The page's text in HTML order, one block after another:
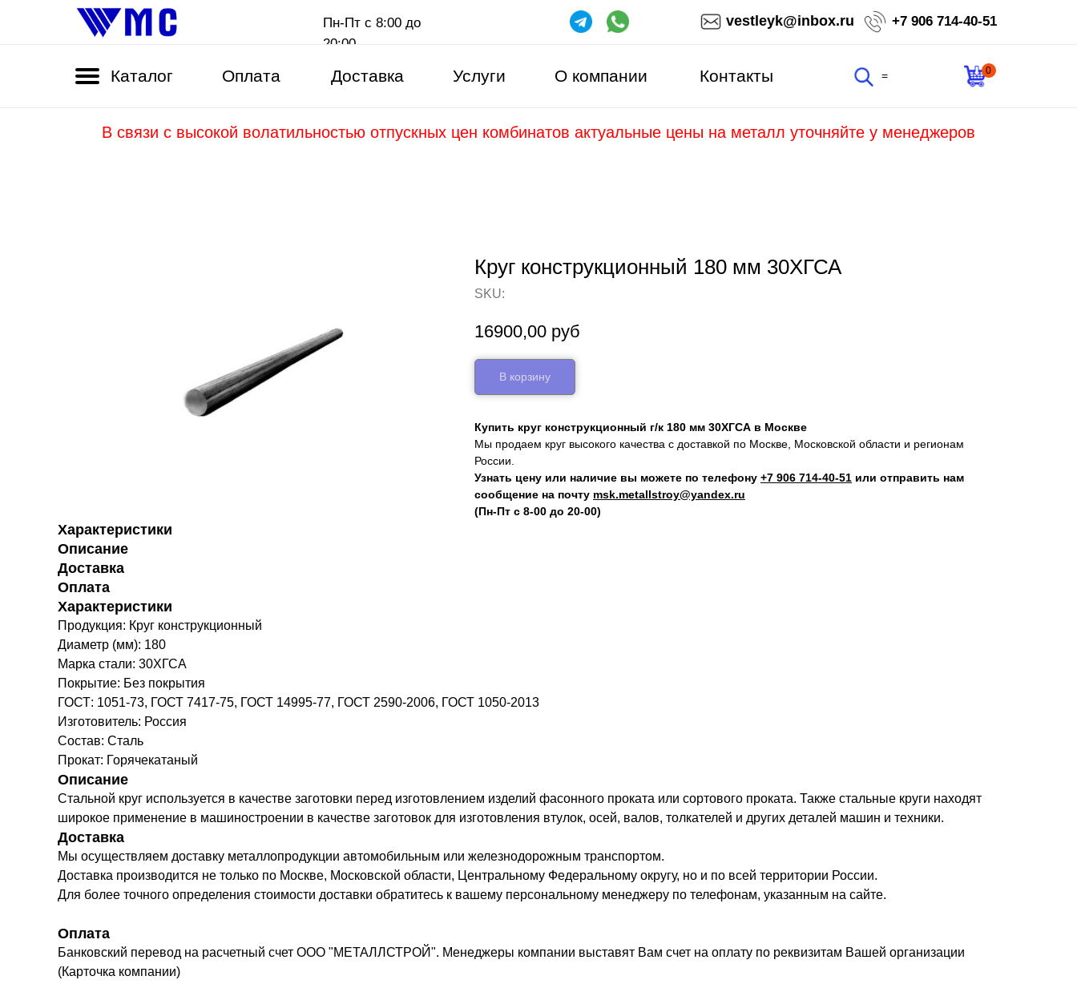
+7 906 714-40-51
vestleyk@inbox.ru
Пн-Пт с 8:00 до
20:00
= 0
Каталог Доставка Услуги Контакты
О компании
Оплата
В связи с высокой волатильностью отпускных цен комбинатов актуальные цены на металл уточняйте у менеджеров
Круг конструкционный 180 мм 30ХГСА
SKU:
16900,00 руб
В корзину
Купить круг конструкционный г/к 180 мм 30ХГСА в Москве
Мы продаем круг высокого качества с доставкой по Москве, Московской области и регионам
России.
Узнать цену или наличие вы можете по телефону +7 906 714‑40-51 или отправить нам
сообщение на почту msk.metallstroy@yandex.ru
(Пн-Пт с 8-00 до 20-00)
Характеристики
Описание
Доставка
Оплата
Характеристики
Продукция: Круг конструкционный
Диаметр (мм): 180
Марка стали: 30ХГСА
Покрытие: Без покрытия
ГОСТ: 1051-73, ГОСТ 7417-75, ГОСТ 14995-77, ГОСТ 2590-2006, ГОСТ 1050-2013
Изготовитель: Россия
Состав: Сталь
Прокат: Горячекатаный
Описание
Стальной круг используется в качестве заготовки перед изготовлением изделий фасонного проката или сортового проката. Также стальные круги находят
широкое применение в машиностроении в качестве заготовок для изготовления втулок, осей, валов, толкателей и других деталей машин и техники.
Доставка
Мы осуществляем доставку металлопродукции автомобильным или железнодорожным транспортом.
Доставка производится не только по Москве, Московской области, Центральному Федеральному округу, но и по всей территории России.
Для более точного определения стоимости доставки обратитесь к вашему персональному менеджеру по телефонам, указанным на сайте.
Оплата
Банковский перевод на расчетный счет ООО "МЕТАЛЛСТРОЙ". Менеджеры компании выставят Вам счет на оплату по реквизитам Вашей организации
(Карточка компании)